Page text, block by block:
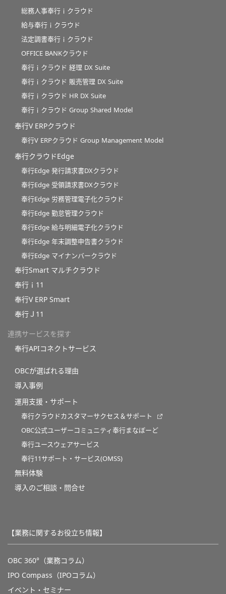
総務人事奉行ｉクラウド
給与奉行ｉクラウド
法定調書奉行ｉクラウド
OFFICE BANKクラウド
奉行ｉクラウド 経理 DX Suite
奉行ｉクラウド 販売管理 DX Suite
奉行ｉクラウド HR DX Suite
奉行ｉクラウド Group Shared Model
奉行V ERPクラウド
奉行V ERPクラウド Group Management Model
奉行クラウドEdge
奉行Edge 発行請求書DXクラウド
奉行Edge 受領請求書DXクラウド
奉行Edge 労務管理電子化クラウド
奉行Edge 勤怠管理クラウド
奉行Edge 給与明細電子化クラウド
奉行Edge 年末調整申告書クラウド
奉行Edge マイナンバークラウド
奉行Smart マルチクラウド
奉行ｉ11
奉行V ERP Smart
奉行Ｊ11
連携サービスを探す
奉行APIコネクトサービス
OBCが選ばれる理由
導入事例
運用支援・サポート
奉行クラウドカスタマーサクセス＆サポート
OBC公式ユーザーコミュニティ奉行まなぼーど
奉行ユースウェアサービス
奉行11サポート・サービス(OMSS)
無料体験
導入のご相談・問合せ
【業務に関するお役立ち情報】
OBC 360°（業務コラム）
IPO Compass（IPOコラム）
イベント・セミナー